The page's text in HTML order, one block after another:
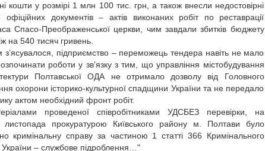
кошти у розмірі 1 млн 100 тис. грн, а також внесли недостовірні
офіційних документів – актів виконаних робіт по реставрації
Спасо-Преображенської церкви, чим завдали збитків бюджету
на 540 тисяч гривень.
з’ясувалося, підприємство – переможець тендера навіть не мало
роботи у зв’язку з тим, що управління містобудування
Полтавської ОДА не отримало дозволу від Головного
охорони історико-культурної спадщини України та не передало
актом необхідний фронт робіт.
проведеної співробітниками УДСБЕЗ перевірки, на
листопада прокуратурою Київського району м. Полтави було
кримінальну справу за частиною 1 статті 366 Кримінального
України – службове підроблення…"